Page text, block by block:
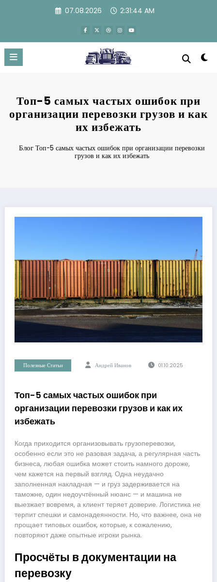
07.08.2026 2:31:45 AM
Топ-5 самых частых ошибок при
организации перевозки грузов и как
их избежать
Блог Топ-5 самых частых ошибок при организации перевозки
грузов и как их избежать
Полезные Статьи Андрей Иванов 01.10.2025
Топ-5 самых частых ошибок при
организации перевозки грузов и как их
избежать
Когда приходится организовывать грузоперевозки,
особенно если это не разовая задача, а регулярная часть
бизнеса, любая ошибка может стоить намного дороже,
чем кажется на первый взгляд. Одна неудачно
заполненная накладная — и груз задерживается на
таможне, один недоучтённый нюанс — и машина не
выезжает вовремя, а клиент теряет доверие. Логистика не
терпит спешки и самонадеянности. Но, что важнее, она не
прощает типовых ошибок, которые, к сожалению,
повторяют даже опытные игроки рынка.
Просчёты в документации на
перевозку